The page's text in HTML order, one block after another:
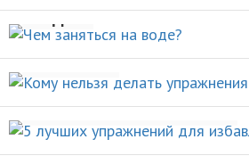
НОВОСТИ
воде?
ВИДЫ СПОРТА
Кому нельзя делать
“планка”
НОВОСТИ
5 лучших упражнений
избавления от живота
ПОХУДЕНИЕ